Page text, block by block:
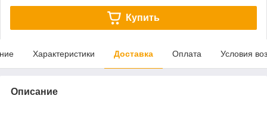
Купить
Характеристики Доставка Оплата Условия
Описание